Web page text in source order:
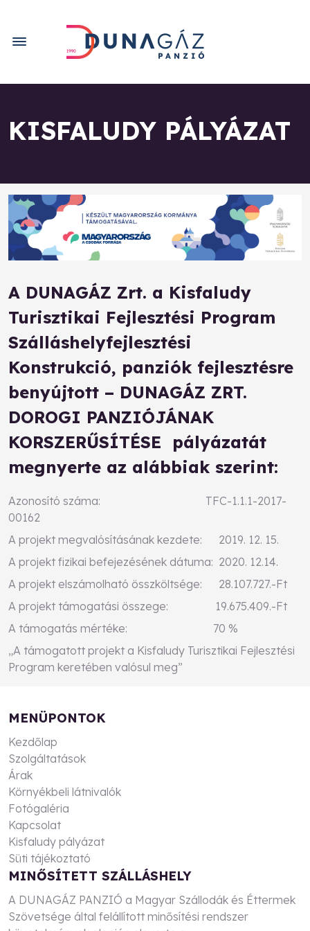
KISFALUDY PÁLYÁZAT
A DUNAGÁZ Zrt. a Kisfaludy
Turisztikai Fejlesztési Program
Szálláshelyfejlesztési
Konstrukció, panziók fejlesztésre
benyújtott – DUNAGÁZ ZRT.
DOROGI PANZIÓJÁNAK
KORSZERŰSÍTÉSE pályázatát
megnyerte az alábbiak szerint:
Azonosító száma: TFC-1.1.1-2017-
00162
A projekt megvalósításának kezdete: 2019. 12. 15.
A projekt fizikai befejezésének dátuma: 2020. 12.14.
A projekt elszámolható összköltsége: 28.107.727.-Ft
A projekt támogatási összege: 19.675.409.-Ft
A támogatás mértéke: 70 %
„A támogatott projekt a Kisfaludy Turisztikai Fejlesztési
Program keretében valósul meg”
MENÜPONTOK
Kezdőlap
Szolgáltatások
Árak
Környékbeli látnivalók
Fotógaléria
Kapcsolat
Kisfaludy pályázat
Süti tájékoztató
MINŐSÍTETT SZÁLLÁSHELY
A DUNAGÁZ PANZIÓ a Magyar Szállodák és Éttermek
Szövetsége által felállított minősítési rendszer